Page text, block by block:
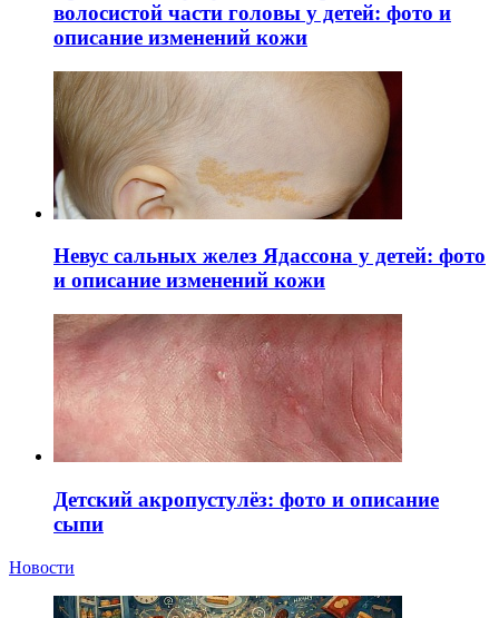
волосистой части головы у детей: фото и
описание изменений кожи
Невус сальных желез Ядассона у детей: фото
и описание изменений кожи
Детский акропустулёз: фото и описание
сыпи
Новости